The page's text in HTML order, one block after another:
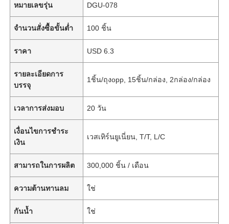
หมายเลขรุ่น DGU-078
จำนวนสั่งซื้อขั้นต่ำ 100 ชิ้น
ราคา USD 6.3
รายละเอียดการ
บรรจุ
1ชิ้น/ถุงopp, 15ชิ้น/กล่อง, 2กล่อง/กล่อง
เวลาการส่งมอบ 20 วัน
เงื่อนไขการชำระ
เงิน
เวสเทิร์นยูเนี่ยน, T/T, L/C
สามารถในการผลิต 300,000 ชิ้น / เดือน
ความต้านทานลม ใช่
กันน้ำ ใช่